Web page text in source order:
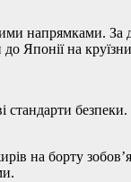
напрямками.
Японії на
стандарти
на борту